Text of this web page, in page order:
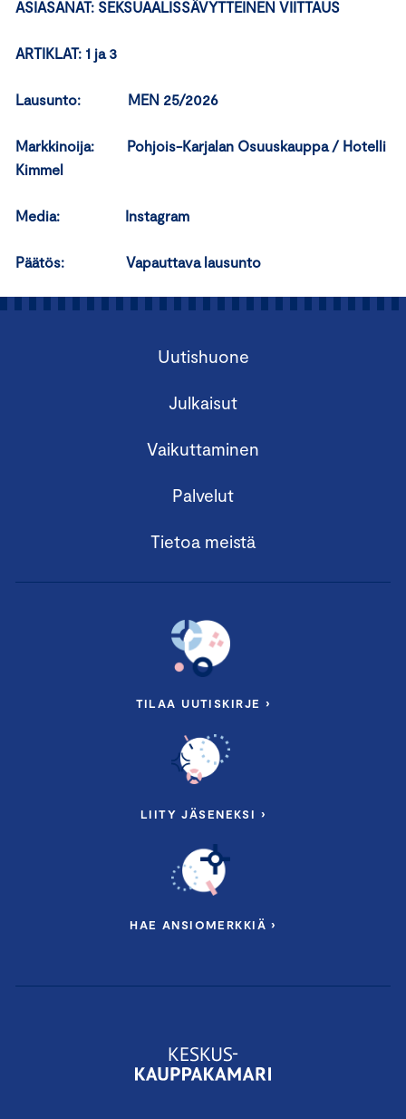
ASIASANAT: SEKSUAALISSÄVYTTEINEN VIITTAUS
ARTIKLAT: 1 ja 3
Lausunto: MEN 25/2026
Markkinoija: Pohjois-Karjalan Osuuskauppa / Hotelli
Kimmel
Media: Instagram
Päätös: Vapauttava lausunto
Uutishuone
Julkaisut
Vaikuttaminen
Palvelut
Tietoa meistä
TILAA UUTISKIRJE ›
LIITY JÄSENEKSI ›
HAE ANSIOMERKKIÄ ›